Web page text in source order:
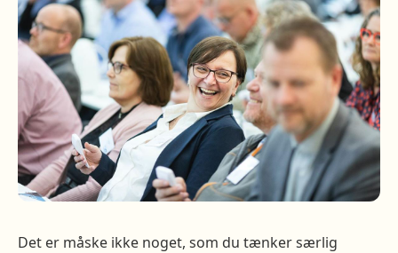
Det er måske ikke noget, som du tænker særlig